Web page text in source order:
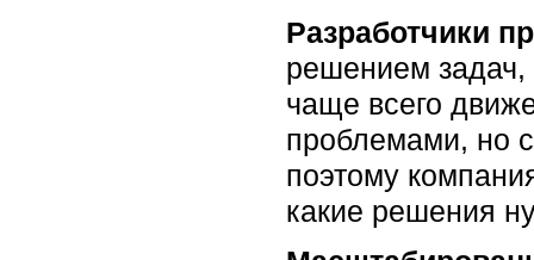
Разработчики
решением
чаще всего
проблемами, но
поэтому
какие решения